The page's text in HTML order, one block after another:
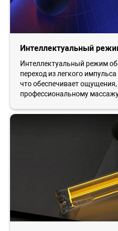
Интеллектуальный
Интеллектуальный режим
переход из легкого
что обеспечивает
профессиональному